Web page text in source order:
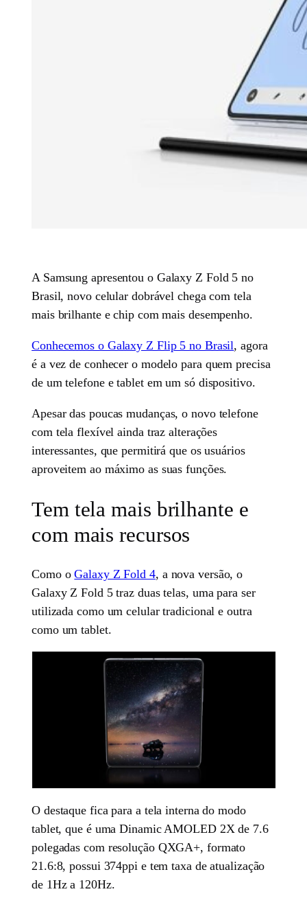
A Samsung apresentou o Galaxy Z Fold 5 no
Brasil, novo celular dobrável chega com tela
mais brilhante e chip com mais desempenho.
Conhecemos o Galaxy Z Flip 5 no Brasil, agora
é a vez de conhecer o modelo para quem precisa
de um telefone e tablet em um só dispositivo.
Apesar das poucas mudanças, o novo telefone
com tela flexível ainda traz alterações
interessantes, que permitirá que os usuários
aproveitem ao máximo as suas funções.
Tem tela mais brilhante e
com mais recursos
Como oGalaxy Z Fold 4, a nova versão, o
Galaxy Z Fold 5 traz duas telas, uma para ser
utilizada como um celular tradicional e outra
como um tablet.
O destaque fica para a tela interna do modo
tablet, que é uma Dinamic AMOLED 2X de 7.6
polegadas com resolução QXGA+, formato
21.6:8, possui 374ppi e tem taxa de atualização
de 1Hz a 120Hz.